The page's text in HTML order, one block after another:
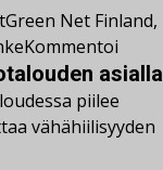
Green Net Finland,
Kommentoi
asialla
piilee
vähähiilisyyden